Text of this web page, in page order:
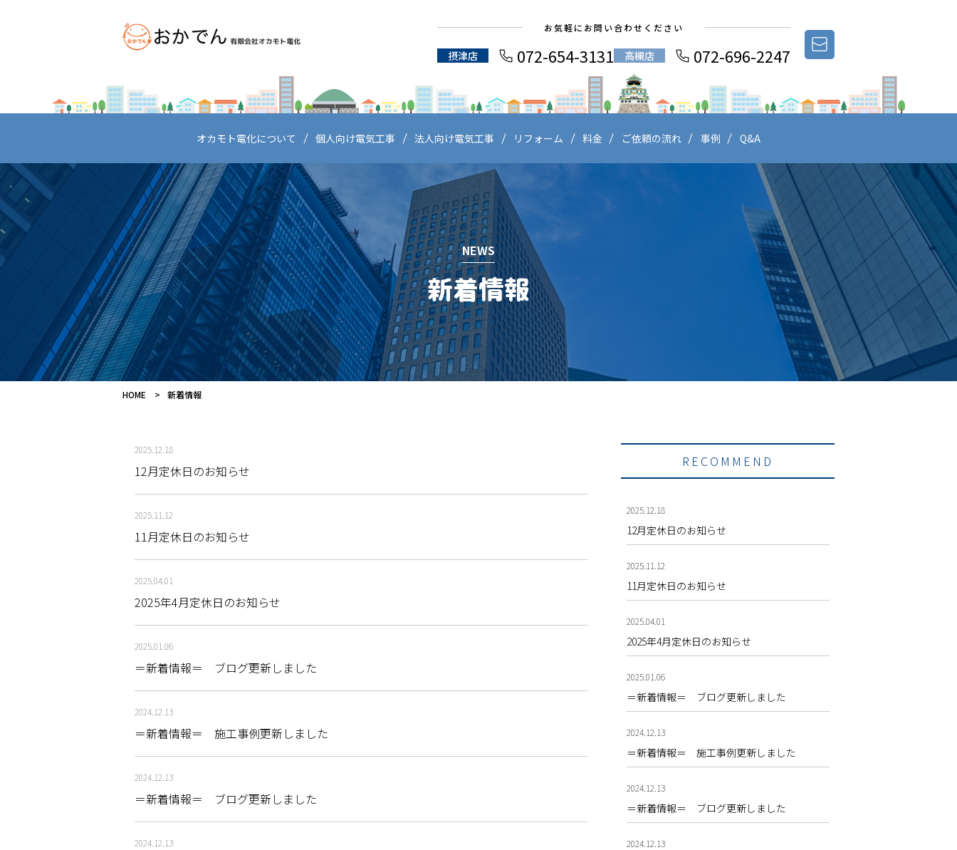
お気軽にお問い合わせください
摂津店 072-654-3131 高槻店 072-696-2247
オカモト電化について 個人向け電気工事 法人向け電気工事 リフォーム 料金 ご依頼の流れ 事例 Q&A
NEWS
新着情報
HOME 新着情報
2025.12.18
12月定休日のお知らせ
2025.11.12
11月定休日のお知らせ
2025.04.01
2025年4月定休日のお知らせ
2025.01.06
＝新着情報＝ ブログ更新しました
2024.12.13
＝新着情報＝ 施工事例更新しました
2024.12.13
＝新着情報＝ ブログ更新しました
2024.12.13
RECOMMEND
2025.12.18
12月定休日のお知らせ
2025.11.12
11月定休日のお知らせ
2025.04.01
2025年4月定休日のお知らせ
2025.01.06
＝新着情報＝ ブログ更新しました
2024.12.13
＝新着情報＝ 施工事例更新しました
2024.12.13
＝新着情報＝ ブログ更新しました
2024.12.13